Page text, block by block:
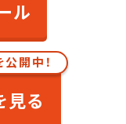
ル
開中！
見る